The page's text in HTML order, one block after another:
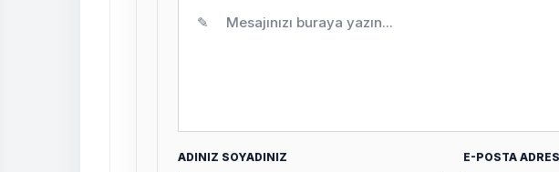
✎
ADINIZ SOYADINIZ E-POSTA